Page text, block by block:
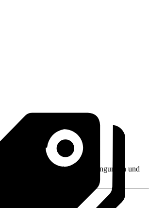
wie z. B. Rückgabebedingungen und
auf den Verkäufernamen.